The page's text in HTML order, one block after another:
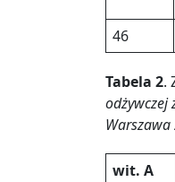
46
Tabela 2.
odżywczej
Warszawa
wit. A